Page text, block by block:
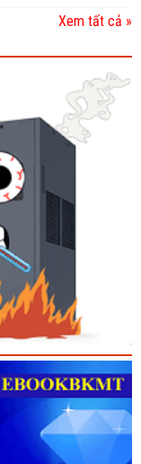
Xem tất cả »